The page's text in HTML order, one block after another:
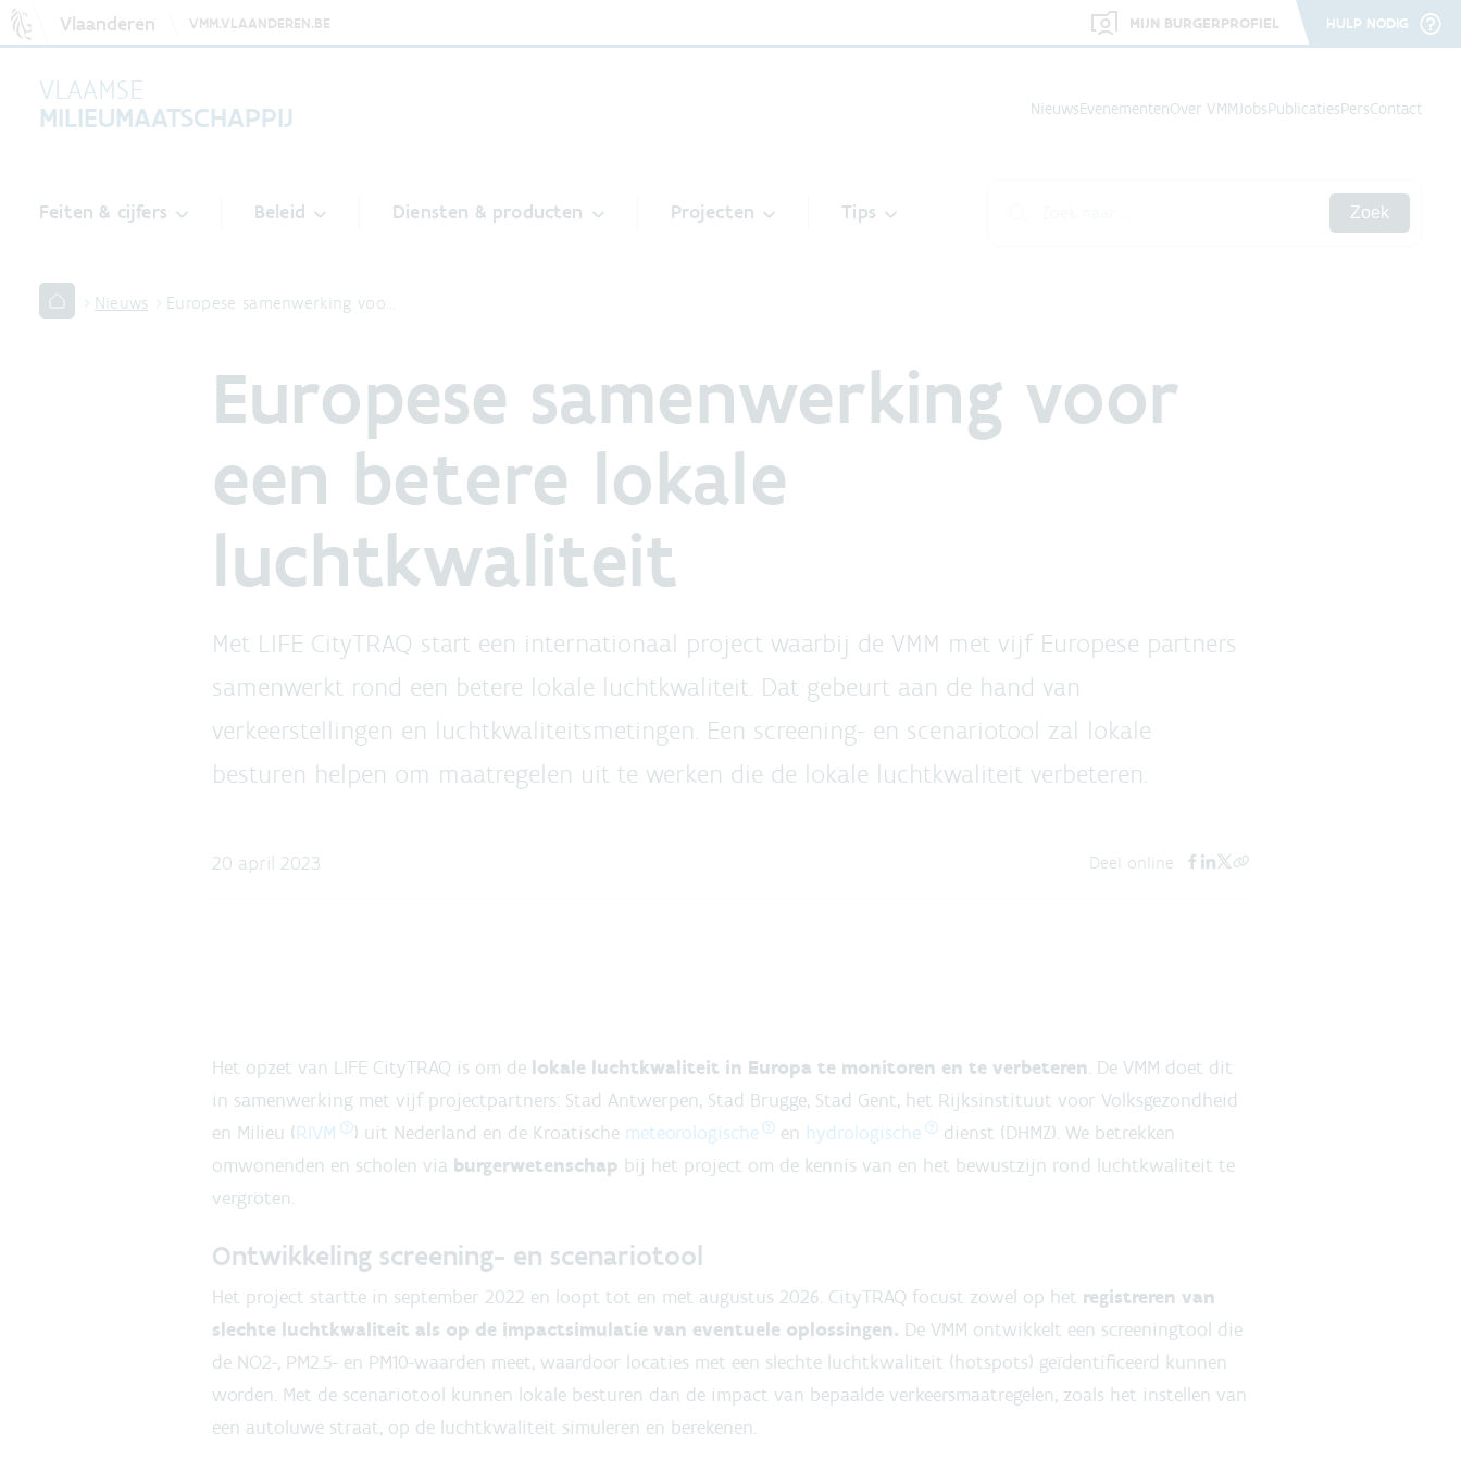
Vlaanderen VMM.VLAANDEREN.BE MIJN BURGERPROFIEL HULP NODIG
VLAAMSE
MILIEUMAATSCHAPPIJ
NieuwsEvenementenOver VMMJobsPublicatiesPersContact
Feiten & cijfers Beleid Diensten & producten Projecten Tips Zoek
Nieuws Europese samenwerking voo…
Europese samenwerking voor
een betere lokale
luchtkwaliteit
Met LIFE CityTRAQ start een internationaal project waarbij de VMM met vijf Europese partners
samenwerkt rond een betere lokale luchtkwaliteit. Dat gebeurt aan de hand van
verkeerstellingen en luchtkwaliteitsmetingen. Een screening- en scenariotool zal lokale
besturen helpen om maatregelen uit te werken die de lokale luchtkwaliteit verbeteren.
20 april 2023 Deel online
Het opzet van LIFE CityTRAQ is om de lokale luchtkwaliteit in Europa te monitoren en te verbeteren. De VMM doet dit
in samenwerking met vijf projectpartners: Stad Antwerpen, Stad Brugge, Stad Gent, het Rijksinstituut voor Volksgezondheid
en Milieu (RIVM ) uit Nederland en de Kroatische meteorologische en hydrologische
dienst (DHMZ). We betrekken
omwonenden en scholen via burgerwetenschap bij het project om de kennis van en het bewustzijn rond luchtkwaliteit te
vergroten.
Ontwikkeling screening- en scenariotool
Het project startte in september 2022 en loopt tot en met augustus 2026. CityTRAQ focust zowel op het registreren van
slechte luchtkwaliteit als op de impactsimulatie van eventuele oplossingen. De VMM ontwikkelt een screeningtool die
de NO2-, PM2.5- en PM10-waarden meet, waardoor locaties met een slechte luchtkwaliteit (hotspots) geïdentificeerd kunnen
worden. Met de scenariotool kunnen lokale besturen dan de impact van bepaalde verkeersmaatregelen, zoals het instellen van
een autoluwe straat, op de luchtkwaliteit simuleren en berekenen.